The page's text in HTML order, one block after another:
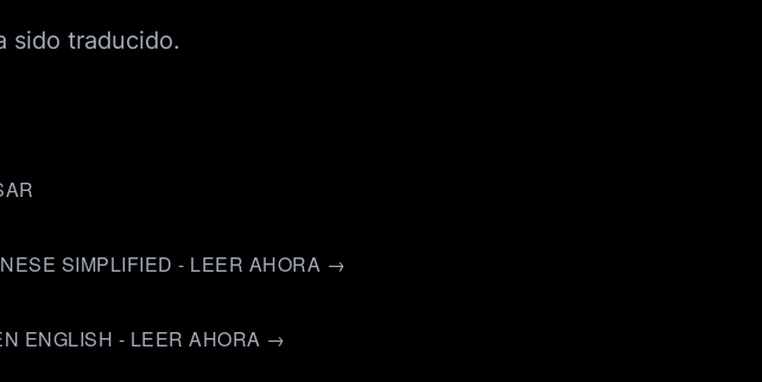
sido traducido.
SIMPLIFIED - LEER AHORA →
ENGLISH - LEER AHORA →